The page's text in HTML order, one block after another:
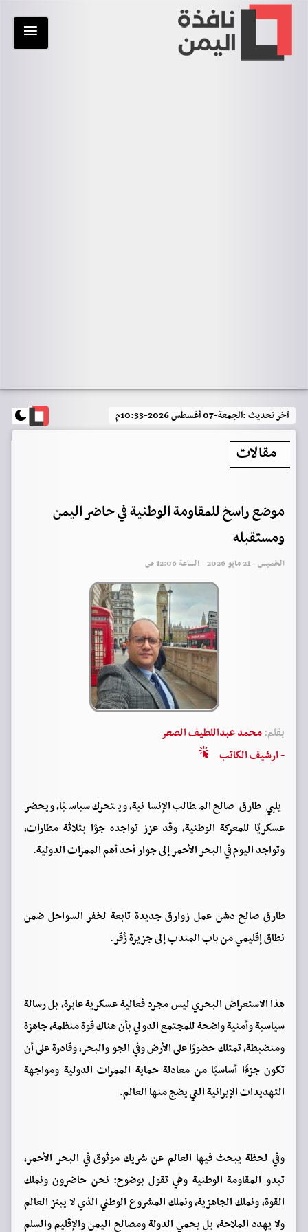
آخر تحديث :الجمعة-07 أغسطس 2026-10:33م
مقالات
موضع راسخ للمقاومة الوطنية في حاضر اليمن
ومستقبله
الخميس - 21 مايو 2026 - الساعة 12:06 ص
بقلم:محمد عبداللطيف الصعر
- ارشيف الكاتب
يلبي طارق صالح المطالب الإنسانية، ويتحرك سياسيًا، ويحضر
عسكريًا للمعركة الوطنية، وقد عزز تواجده جوًا بثلاثة مطارات،
وتواجد اليوم في البحر الأحمر إلى جوار أحد أهم الممرات الدولية.
طارق صالح دشن عمل زوارق جديدة تابعة لخفر السواحل ضمن
نطاق إقليمي من باب المندب إلى جزيرة زُقر.
هذا الاستعراض البحري ليس مجرد فعالية عسكرية عابرة، بل رسالة
سياسية وأمنية واضحة للمجتمع الدولي بأن هناك قوة منظمة، جاهزة
ومنضبطة، تمتلك حضورًا على الأرض وفي الجو والبحر، وقادرة على أن
تكون جزءًا أساسيًا من معادلة حماية الممرات الدولية ومواجهة
التهديدات الإيرانية التي يضج منها العالم.
وفي لحظة يبحث فيها العالم عن شريك موثوق في البحر الأحمر،
تبدو المقاومة الوطنية وهي تقول بوضوح: نحن حاضرون ونملك
القوة، ونملك الجاهزية، ونملك المشروع الوطني الذي لا يبتز العالم
ولا يهدد الملاحة، بل يحمي الدولة ومصالح اليمن والإقليم والسلم